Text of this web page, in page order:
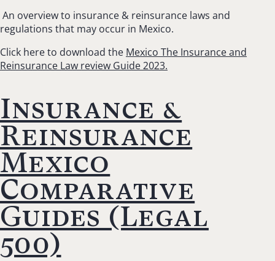
An overview to insurance & reinsurance laws and
regulations that may occur in Mexico.
Click here to download the Mexico The Insurance and
Reinsurance Law review Guide 2023.
Insurance &
Reinsurance
Mexico
Comparative
Guides (Legal
500)